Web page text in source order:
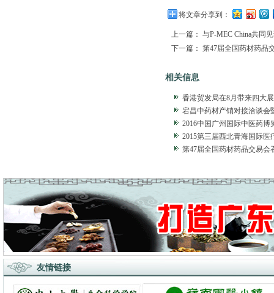
将文章分享到：
上一篇： 与P-MEC China共同
下一篇： 第47届全国药材药品
相关信息
香港贸发局在8月带来四大
宕昌中药材产销对接洽谈会
2016中国广州国际中医药博
2015第三届西北青海国际医
第47届全国药材药品交易会
友情链接